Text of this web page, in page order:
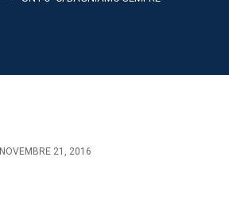
NOVEMBRE 21, 2016